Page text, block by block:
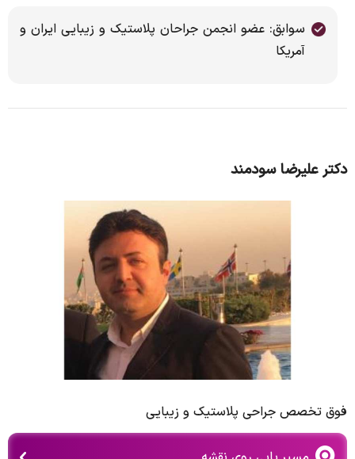
سوابق: عضو انجمن جراحان پلاستیک و زیبایی ایران و
آمریکا
دکتر علیرضا سودمند
فوق تخصص جراحی پلاستیک و زیبایی